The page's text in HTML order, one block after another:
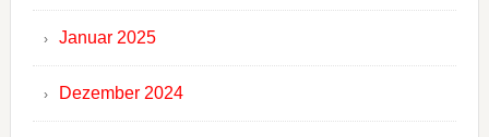
Januar 2025
Dezember 2024